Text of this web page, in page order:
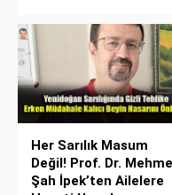
Her Sarılık Masum
Değil! Prof. Dr.
Şah İpek’ten Ailelere